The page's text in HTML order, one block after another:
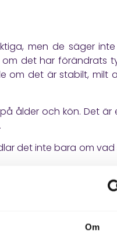
Om
men de säger
det har förändrats
om det är stabilt, milt
ålder och kön. Det
det inte bara om
en
det också lugnande.